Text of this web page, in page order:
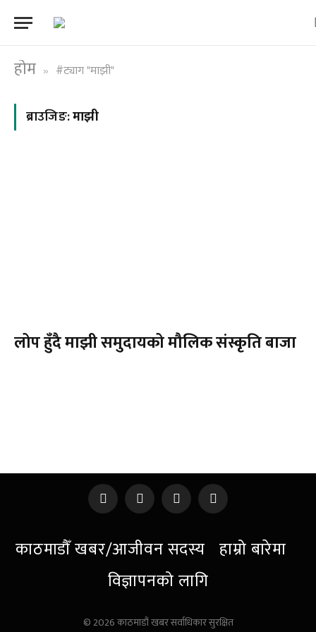
होम » #ट्याग "माझी"
ब्राउजिङ:माझी
लोप हुँदै माझी समुदायको मौलिक संस्कृति बाजा
Facebook
X
(Twitter)
InstagramPinterest
काठमाडौँ खबर/आजीवन सदस्य हाम्रो बारेमा
विज्ञापनको लागि
© 2026 काठमाडौं खबर सर्वाधिकार सुरक्षित